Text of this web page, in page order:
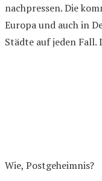
nachpressen. Die
Europa und auch in
Städte auf jeden Fall.
Wie, Postgeheimnis?